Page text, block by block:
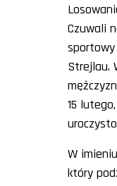
Czuwali
Strejlau.
15
W
który